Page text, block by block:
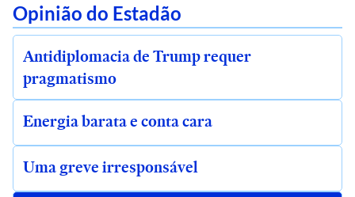
Opinião do Estadão
Antidiplomacia de Trump requer
pragmatismo
Energia barata e conta cara
Uma greve irresponsável